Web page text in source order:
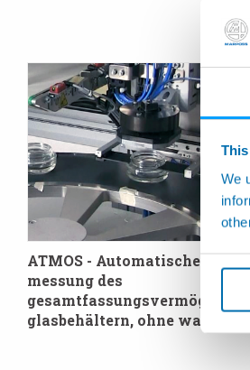
We
ATMOS - Automatisches
messung des
gesamtfassungsvermögens
glasbehältern, ohne wasser